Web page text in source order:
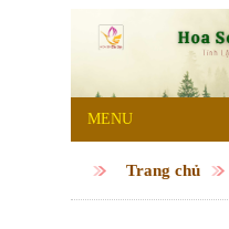
MENU
Trang chủ